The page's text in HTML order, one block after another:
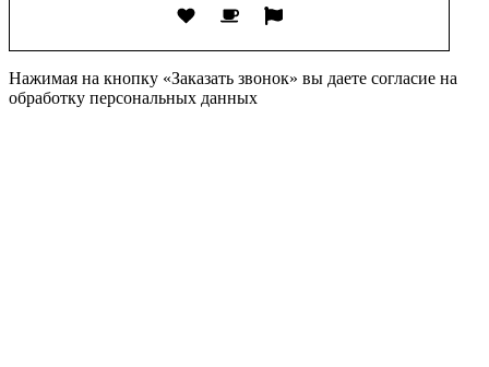
Нажимая на кнопку «Заказать звонок» вы даете согласие на
обработку персональных данных